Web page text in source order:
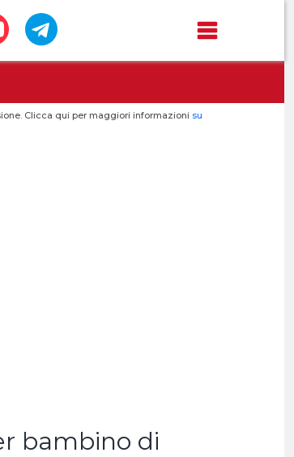
Clicca qui per maggiori informazioni su
bambino di